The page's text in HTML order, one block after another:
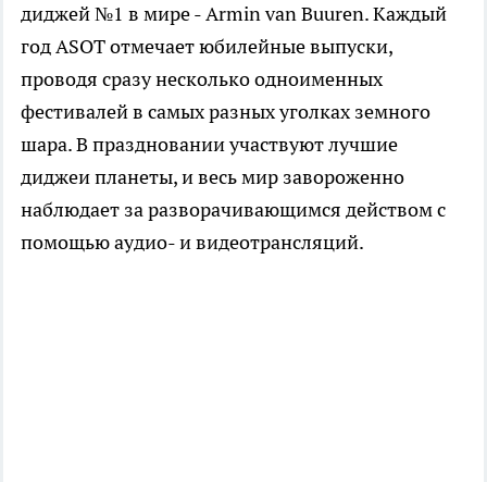
диджей №1 в мире - Armin van Buuren. Каждый
год ASOT отмечает юбилейные выпуски,
проводя сразу несколько одноименных
фестивалей в самых разных уголках земного
шара. В праздновании участвуют лучшие
диджеи планеты, и весь мир завороженно
наблюдает за разворачивающимся действом с
помощью аудио- и видеотрансляций.